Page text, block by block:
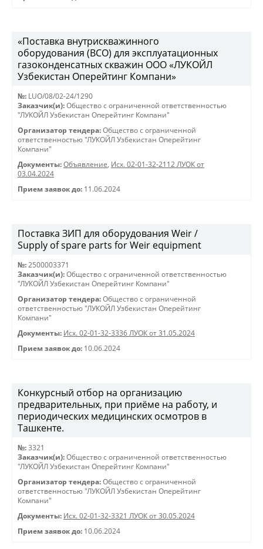
«Поставка внутрискважинного
оборудования (ВСО) для эксплуатационных
газоконденсатных скважин ООО «ЛУКОЙЛ
Узбекистан Оперейтинг Компани»
№: LUO/08/02-24/1290
Заказчик(и): Общество с ограниченной ответственностью
"ЛУКОЙЛ Узбекистан Оперейтинг Компани"
Организатор тендера: Общество с ограниченной
ответственностью "ЛУКОЙЛ Узбекистан Оперейтинг
Компани"
Документы: Объявление, Исх. 02-01-32-2112 ЛУОК от
03.04.2024
Прием заявок до: 11.06.2024
Поставка ЗИП для оборудования Weir /
Supply of spare parts for Weir equipment
№: 2500003371
Заказчик(и): Общество с ограниченной ответственностью
"ЛУКОЙЛ Узбекистан Оперейтинг Компани"
Организатор тендера: Общество с ограниченной
ответственностью "ЛУКОЙЛ Узбекистан Оперейтинг
Компани"
Документы: Исх. 02-01-32-3336 ЛУОК от 31.05.2024
Прием заявок до: 10.06.2024
Конкурсный отбор на организацию
предварительных, при приёме на работу, и
периодических медицинских осмотров в
Ташкенте.
№: 3321
Заказчик(и): Общество с ограниченной ответственностью
"ЛУКОЙЛ Узбекистан Оперейтинг Компани"
Организатор тендера: Общество с ограниченной
ответственностью "ЛУКОЙЛ Узбекистан Оперейтинг
Компани"
Документы: Исх. 02-01-32-3321 ЛУОК от 30.05.2024
Прием заявок до: 10.06.2024